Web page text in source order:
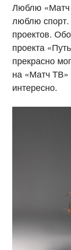
Люблю «Матч
люблю спорт.
проектов.
проекта
прекрасно
на «Матч ТВ»
интересно.